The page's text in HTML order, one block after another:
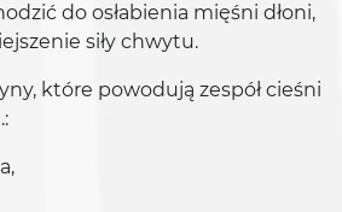
do osłabienia mięśni dłoni,
siły chwytu.
które powodują zespół cieśni